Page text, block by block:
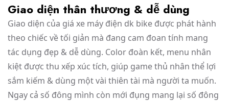
Giao diện thân thương & dễ dùng
Giao diện của giá xe máy điện dk bike được phát hành
theo chiếc về tối giản mà đang cam đoan tính mang
tác dụng đẹp & dễ dùng. Color đoàn kết, menu nhân
kiệt được thu xếp xúc tích, giúp game thủ nhân thể lợi
sắm kiếm & dùng một vài thiên tài mà người ta muốn.
Ngay cả số đông mình còn mới đụng mang lại số đông